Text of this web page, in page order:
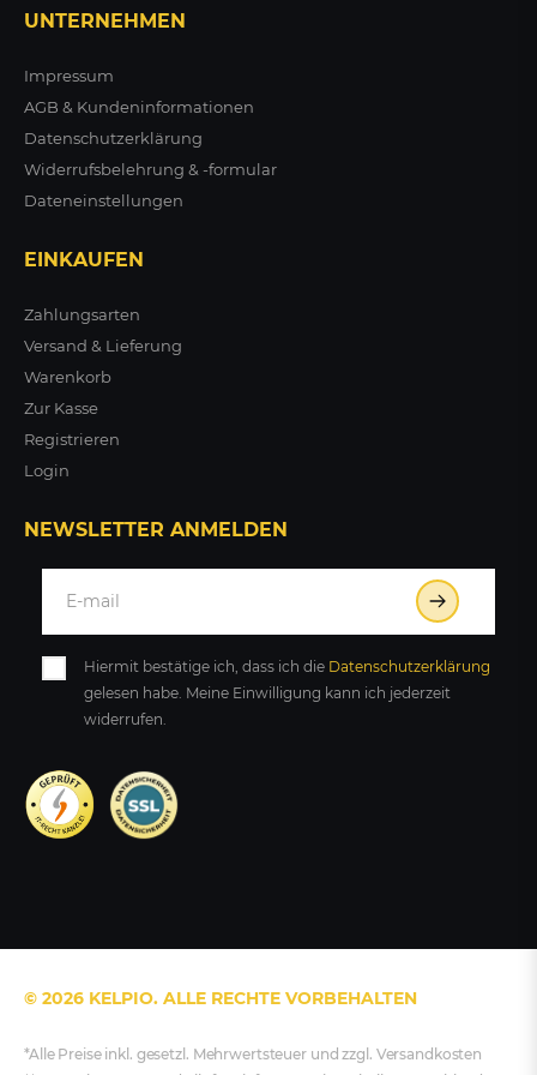
Seitenelementen
ab 1.376,05 €
zzgl. MwSt.
ZUM PRODUKT
UNTERNEHMEN
Impressum
AGB & Kundeninformationen
Datenschutzerklärung
Widerrufsbelehrung & -formular
Dateneinstellungen
EINKAUFEN
Zahlungsarten
Versand & Lieferung
Warenkorb
Zur Kasse
Registrieren
Login
NEWSLETTER ANMELDEN
Hiermit bestätige ich, dass ich die Daten­schutz­erklärung
gelesen habe. Meine Einwilligung kann ich jederzeit
widerrufen.
© 2026 KELPIO. ALLE RECHTE VORBEHALTEN
*Alle Preise inkl. gesetzl. Mehrwertsteuer und zzgl. Versandkosten